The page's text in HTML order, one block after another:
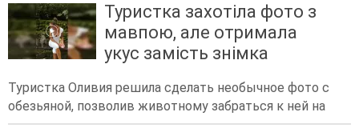
Туристка захотіла фото з
мавпою, але отримала
укус замість знімка
Туристка Оливия решила сделать необычное фото с
обезьяной, позволив животному забраться к ней на